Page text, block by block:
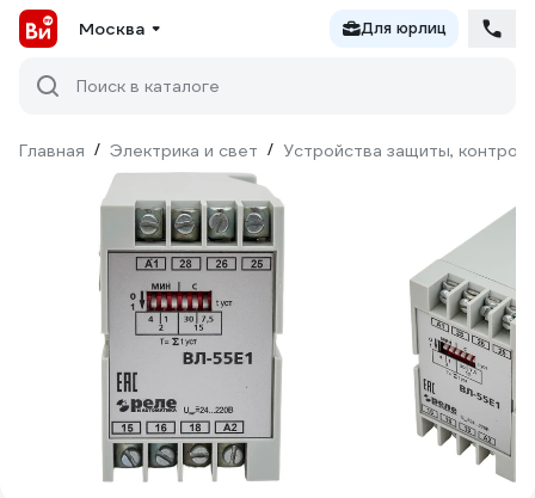
Москва Для юрлиц
Поиск в каталоге
Главная / Электрика и свет / Устройства защиты,